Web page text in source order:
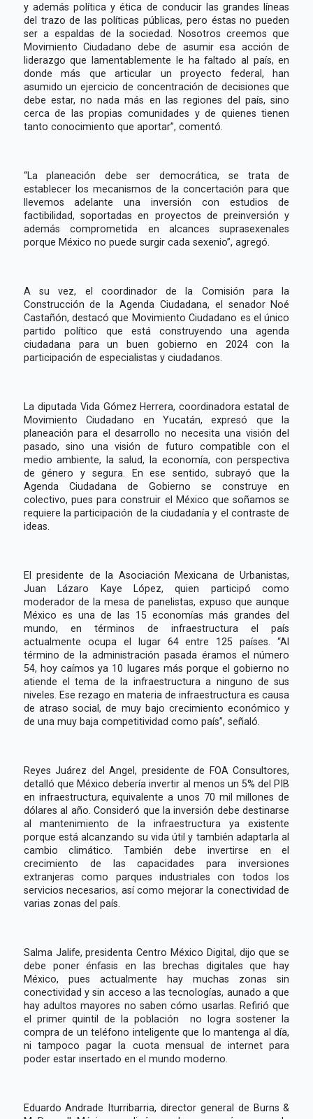
y además política y ética de conducir las grandes líneas
del trazo de las políticas públicas, pero éstas no pueden
ser a espaldas de la sociedad. Nosotros creemos que
Movimiento Ciudadano debe de asumir esa acción de
liderazgo que lamentablemente le ha faltado al país, en
donde más que articular un proyecto federal, han
asumido un ejercicio de concentración de decisiones que
debe estar, no nada más en las regiones del país, sino
cerca de las propias comunidades y de quienes tienen
tanto conocimiento que aportar”, comentó.
“La planeación debe ser democrática, se trata de
establecer los mecanismos de la concertación para que
llevemos adelante una inversión con estudios de
factibilidad, soportadas en proyectos de preinversión y
además comprometida en alcances suprasexenales
porque México no puede surgir cada sexenio”, agregó.
A su vez, el coordinador de la Comisión para la
Construcción de la Agenda Ciudadana, el senador Noé
Castañón, destacó que Movimiento Ciudadano es el único
partido político que está construyendo una agenda
ciudadana para un buen gobierno en 2024 con la
participación de especialistas y ciudadanos.
La diputada Vida Gómez Herrera, coordinadora estatal de
Movimiento Ciudadano en Yucatán, expresó que la
planeación para el desarrollo no necesita una visión del
pasado, sino una visión de futuro compatible con el
medio ambiente, la salud, la economía, con perspectiva
de género y segura. En ese sentido, subrayó que la
Agenda Ciudadana de Gobierno se construye en
colectivo, pues para construir el México que soñamos se
requiere la participación de la ciudadanía y el contraste de
ideas.
El presidente de la Asociación Mexicana de Urbanistas,
Juan Lázaro Kaye López, quien participó como
moderador de la mesa de panelistas, expuso que aunque
México es una de las 15 economías más grandes del
mundo, en términos de infraestructura el país
actualmente ocupa el lugar 64 entre 125 países. “Al
término de la administración pasada éramos el número
54, hoy caímos ya 10 lugares más porque el gobierno no
atiende el tema de la infraestructura a ninguno de sus
niveles. Ese rezago en materia de infraestructura es causa
de atraso social, de muy bajo crecimiento económico y
de una muy baja competitividad como país”, señaló.
Reyes Juárez del Angel, presidente de FOA Consultores,
detalló que México debería invertir al menos un 5% del PIB
en infraestructura, equivalente a unos 70 mil millones de
dólares al año. Consideró que la inversión debe destinarse
al mantenimiento de la infraestructura ya existente
porque está alcanzando su vida útil y también adaptarla al
cambio climático. También debe invertirse en el
crecimiento de las capacidades para inversiones
extranjeras como parques industriales con todos los
servicios necesarios, así como mejorar la conectividad de
varias zonas del país.
Salma Jalife, presidenta Centro México Digital, dijo que se
debe poner énfasis en las brechas digitales que hay
México, pues actualmente hay muchas zonas sin
conectividad y sin acceso a las tecnologías, aunado a que
hay adultos mayores no saben cómo usarlas. Refirió que
el primer quintil de la población no logra sostener la
compra de un teléfono inteligente que lo mantenga al día,
ni tampoco pagar la cuota mensual de internet para
poder estar insertado en el mundo moderno.
Eduardo Andrade Iturribarria, director general de Burns &